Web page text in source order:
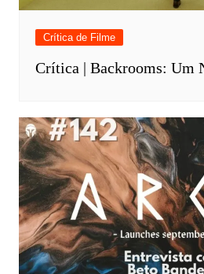
Crítica de Filme
Crítica | Backrooms: Um